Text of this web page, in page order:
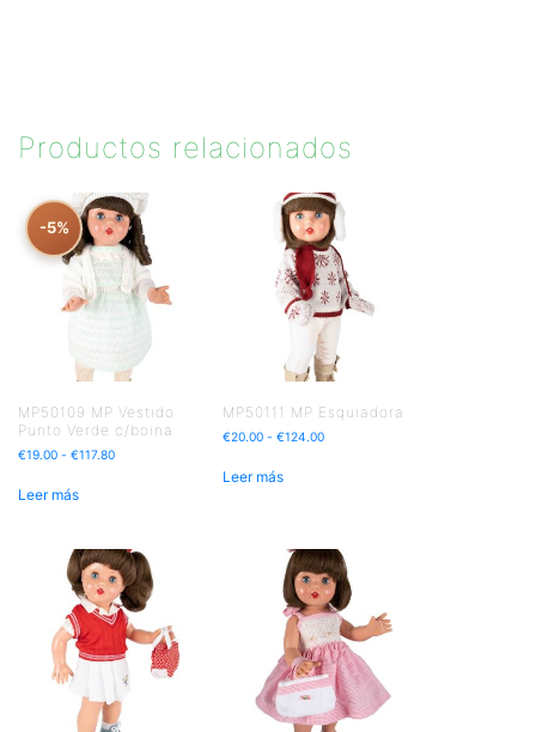
Productos relacionados
-5%
MP50109 MP Vestido
Punto Verde c/boina
€19.00 - €117.80
Leer más
MP50111 MP Esquiadora
€20.00 - €124.00
Leer más